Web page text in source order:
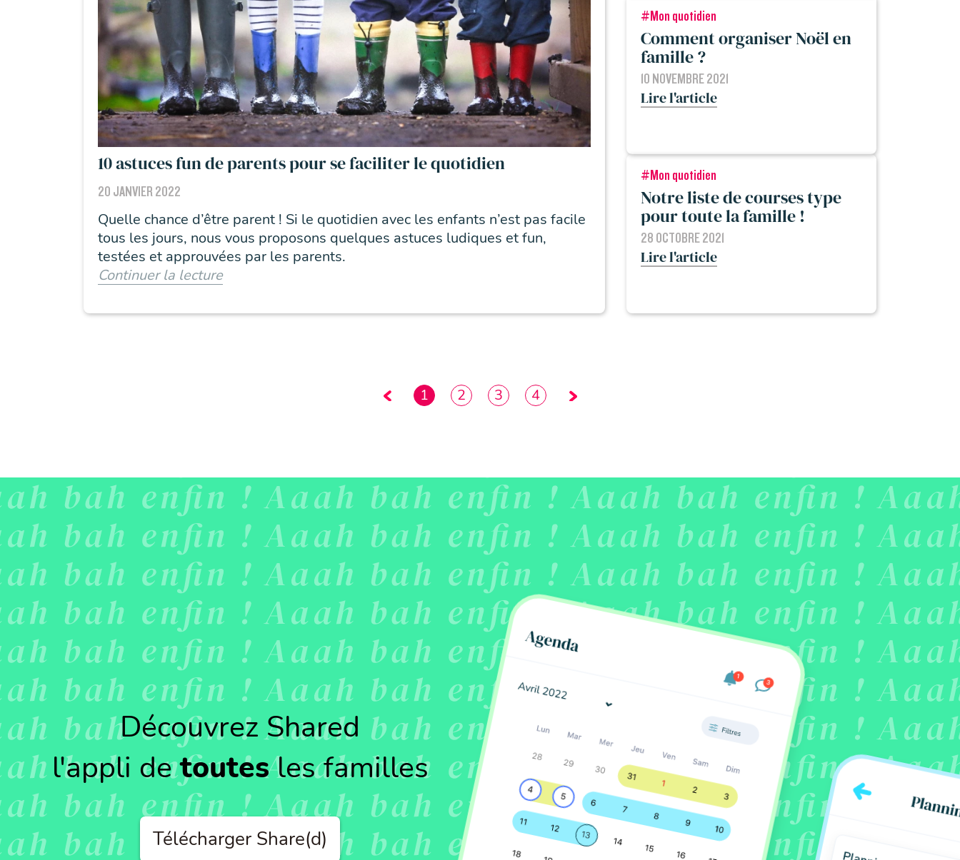
10 astuces fun de parents pour se faciliter le quotidien
20 JANVIER 2022
Quelle chance d’être parent ! Si le quotidien avec les enfants n’est pas facile
tous les jours, nous vous proposons quelques astuces ludiques et fun,
testées et approuvées par les parents.
Continuer la lecture
#Mon quotidien
Comment organiser Noël en
famille ?
10 NOVEMBRE 2021
Lire l'article
#Mon quotidien
Notre liste de courses type
pour toute la famille !
28 OCTOBRE 2021
Lire l'article
Page précédente
1 2 3 4 Page suivante
Découvrez Shared
l'appli detoutesles familles
Télécharger Share(d)